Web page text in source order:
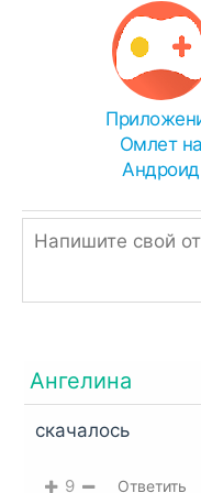
- APK(S).
Чем распаковать
Иногда браузеры
APK в ZIP,
расширение.
Однако, если
RAR, значит
встроенным
Омлет на
Андроид
Ангелина
скачалось
9 Ответить